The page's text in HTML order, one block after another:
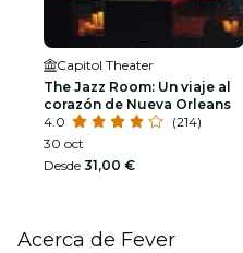
Capitol Theater
The Jazz Room: Un viaje al
corazón de Nueva Orleans
4.0
(214)
30 oct
Desde 31,00 €
Acerca de Fever